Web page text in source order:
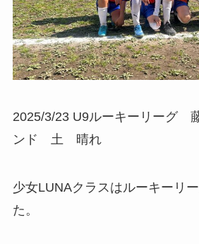
2025/3/23 U9ルーキーリーグ
ンド 土 晴れ
少女LUNAクラスはルーキーリ
た。